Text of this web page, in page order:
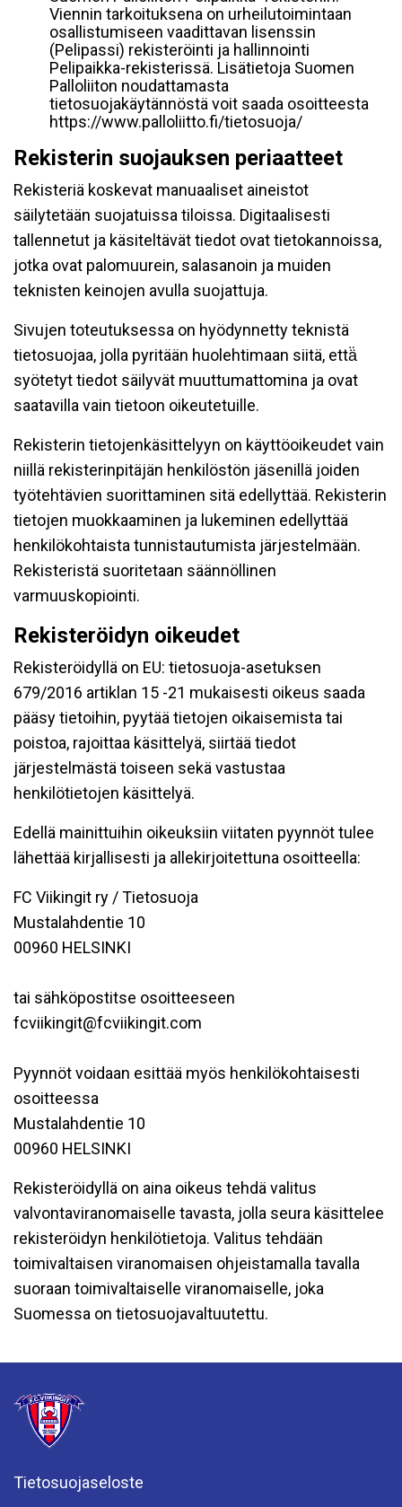
Viennin tarkoituksena on urheilutoimintaan
osallistumiseen vaadittavan lisenssin
(Pelipassi) rekisteröinti ja hallinnointi
Pelipaikka-rekisterissä. Lisätietoja Suomen
Palloliiton noudattamasta
tietosuojakäytännöstä voit saada osoitteesta
https://www.palloliitto.fi/tietosuoja/
Rekisterin suojauksen periaatteet
Rekisteriä koskevat manuaaliset aineistot
säilytetään suojatuissa tiloissa. Digitaalisesti
tallennetut ja käsiteltävät tiedot ovat tietokannoissa,
jotka ovat palomuurein, salasanoin ja muiden
teknisten keinojen avulla suojattuja.
Sivujen toteutuksessa on hyödynnetty teknistä
tietosuojaa, jolla pyritään huolehtimaan siitä, että̈
syötetyt tiedot säilyvät muuttumattomina ja ovat
saatavilla vain tietoon oikeutetuille.
Rekisterin tietojenkäsittelyyn on käyttöoikeudet vain
niillä rekisterinpitäjän henkilöstön jäsenillä joiden
työtehtävien suorittaminen sitä edellyttää. Rekisterin
tietojen muokkaaminen ja lukeminen edellyttää
henkilökohtaista tunnistautumista järjestelmään.
Rekisteristä suoritetaan säännöllinen
varmuuskopiointi.
Rekisteröidyn oikeudet
Rekisteröidyllä on EU: tietosuoja-asetuksen
679/2016 artiklan 15 -21 mukaisesti oikeus saada
pääsy tietoihin, pyytää tietojen oikaisemista tai
poistoa, rajoittaa käsittelyä, siirtää tiedot
järjestelmästä toiseen sekä vastustaa
henkilötietojen käsittelyä.
Edellä mainittuihin oikeuksiin viitaten pyynnöt tulee
lähettää kirjallisesti ja allekirjoitettuna osoitteella:
FC Viikingit ry / Tietosuoja
Mustalahdentie 10
00960 HELSINKI
tai sähköpostitse osoitteeseen
fcviikingit@fcviikingit.com
Pyynnöt voidaan esittää myös henkilökohtaisesti
osoitteessa
Mustalahdentie 10
00960 HELSINKI
Rekisteröidyllä on aina oikeus tehdä valitus
valvontaviranomaiselle tavasta, jolla seura käsittelee
rekisteröidyn henkilötietoja. Valitus tehdään
toimivaltaisen viranomaisen ohjeistamalla tavalla
suoraan toimivaltaiselle viranomaiselle, joka
Suomessa on tietosuojavaltuutettu.
Tietosuojaseloste